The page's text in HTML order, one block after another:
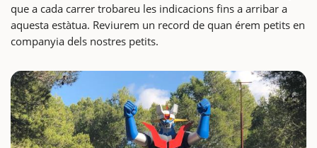
que a cada carrer trobareu les indicacions fins a arribar a
aquesta estàtua. Reviurem un record de quan érem petits en
companyia dels nostres petits.